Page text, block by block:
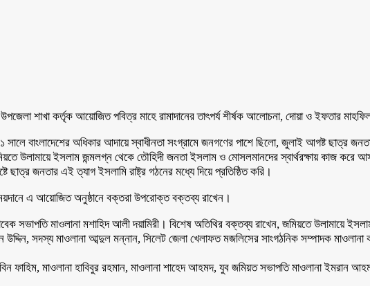
শাখা কর্তৃক আয়োজিত পবিত্র মাহে রামাদানের তাৎপর্য শীর্ষক আলোচনা, দোয়া ও ইফতার
বাংলাদেশের অধিকার আদায়ে স্বাধীনতা সংগ্রামে জনগণের পাশে ছিলো, জুলাই আগষ্ট ছাত্র
উলামায়ে ইসলাম জন্মলগ্ন থেকে তৌহিদী জনতা ইসলাম ও মোসলমানদের স্বার্থরক্ষায় কাজ
জনতার এই ত্যাগ ইসলামি রাষ্ট্র গঠনের মধ্যে দিয়ে প্রতিষ্ঠিত করি।
ময়দানে এ আয়োজিত অনুষ্ঠানে বক্তরা উপরোক্ত বক্তব্য রাখেন।
সভাপতি মাওলানা মশাহিদ আলী দয়ামিরী। বিশেষ অতিথির বক্তব্য রাখেন, জমিয়তে উলামায়ে
সদস্য মাওলানা আব্দুল মন্নান, সিলেট জেলা খেলাফত মজলিসের সাংগঠনিক সম্পাদক
ফাহিম, মাওলানা হাবিবুর রহমান, মাওলানা শাহেদ আহমদ, যুব জমিয়ত সভাপতি মাওলানা ইমরান